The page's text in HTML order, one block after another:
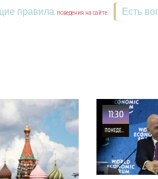
Есть
правила поведения на сайте.
11:30
ПОНЕДЕЛЬНИК
20